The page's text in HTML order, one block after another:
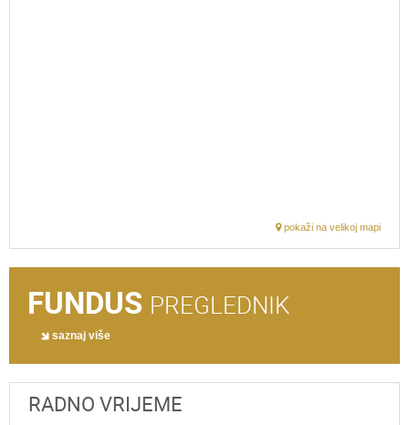
pokaži na velikoj mapi
FUNDUS PREGLEDNIK
saznaj više
RADNO VRIJEME